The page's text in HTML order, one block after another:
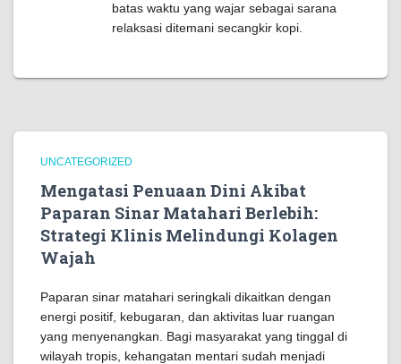
batas waktu yang wajar sebagai sarana
relaksasi ditemani secangkir kopi.
UNCATEGORIZED
Mengatasi Penuaan Dini Akibat
Paparan Sinar Matahari Berlebih:
Strategi Klinis Melindungi Kolagen
Wajah
Paparan sinar matahari seringkali dikaitkan dengan
energi positif, kebugaran, dan aktivitas luar ruangan
yang menyenangkan. Bagi masyarakat yang tinggal di
wilayah tropis, kehangatan mentari sudah menjadi